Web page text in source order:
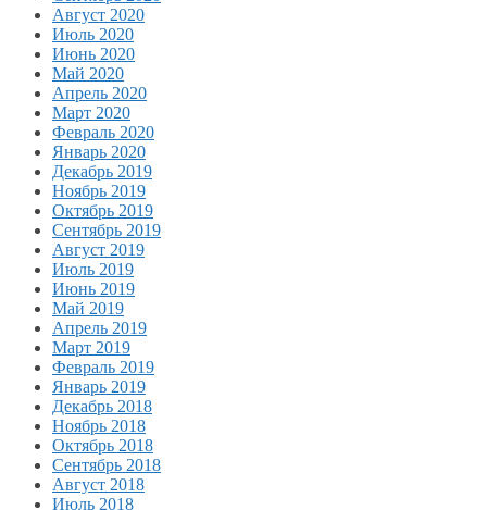
Август 2020
Июль 2020
Июнь 2020
Май 2020
Апрель 2020
Март 2020
Февраль 2020
Январь 2020
Декабрь 2019
Ноябрь 2019
Октябрь 2019
Сентябрь 2019
Август 2019
Июль 2019
Июнь 2019
Май 2019
Апрель 2019
Март 2019
Февраль 2019
Январь 2019
Декабрь 2018
Ноябрь 2018
Октябрь 2018
Сентябрь 2018
Август 2018
Июль 2018